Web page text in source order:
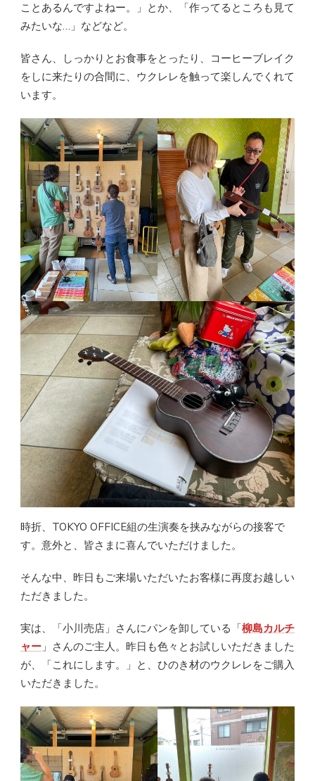
ことあるんですよねー。」とか、「作ってるところも見て
みたいな…」などなど。
皆さん、しっかりとお食事をとったり、コーヒーブレイク
をしに来たりの合間に、ウクレレを触って楽しんでくれて
います。
時折、TOKYO OFFICE組の生演奏を挟みながらの接客で
す。意外と、皆さまに喜んでいただけました。
そんな中、昨日もご来場いただいたお客様に再度お越しい
ただきました。
実は、「小川売店」さんにパンを卸している「柳島カルチ
ャー 」さんのご主人。昨日も色々とお試しいただきました
が、「これにします。」と、ひのき材のウクレレをご購入
いただきました。